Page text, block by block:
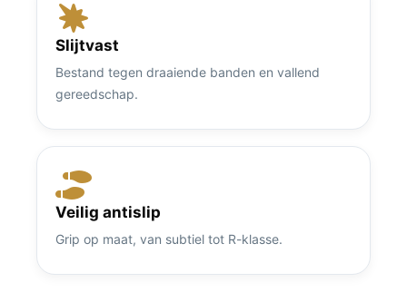
Slijtvast
Bestand tegen draaiende banden en vallend
gereedschap.
Veilig antislip
Grip op maat, van subtiel tot R-klasse.